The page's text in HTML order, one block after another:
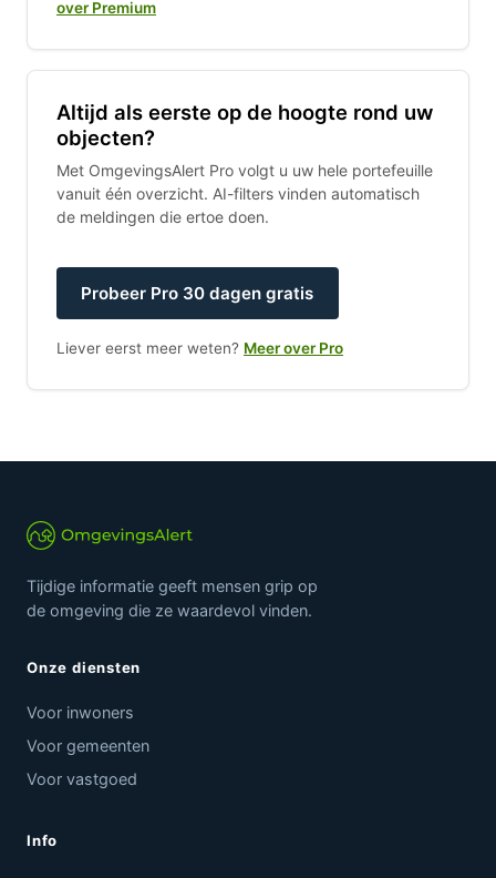
over Premium
Altijd als eerste op de hoogte rond uw
objecten?
Met OmgevingsAlert Pro volgt u uw hele portefeuille
vanuit één overzicht. AI-filters vinden automatisch
de meldingen die ertoe doen.
Probeer Pro 30 dagen gratis
Liever eerst meer weten? Meer over Pro
Tijdige informatie geeft mensen grip op
de omgeving die ze waardevol vinden.
Onze diensten
Voor inwoners
Voor gemeenten
Voor vastgoed
Info